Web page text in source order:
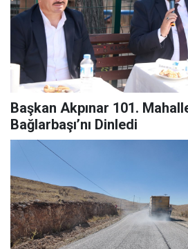
Başkan Akpınar 101.
Bağlarbaşı’nı Dinledi